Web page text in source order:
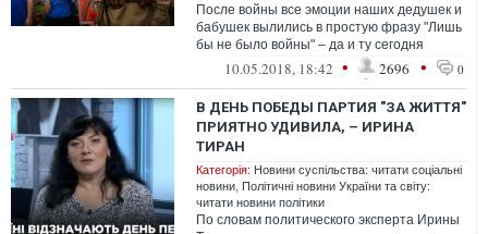
После войны все эмоции наших дедушек и
бабушек вылились в простую фразу "Лишь
бы не было войны" – да и ту сегодня
пытаются отобрать.
10.05.2018, 18:42 • 2696 • 0
В ДЕНЬ ПОБЕДЫ ПАРТИЯ "ЗА ЖИТТЯ"
ПРИЯТНО УДИВИЛА, – ИРИНА
ТИРАН
Категорія: Новини суспільства: читати соціальні
новини Політичні новини України та світу:
читати новини політики
По словам политического эксперта Ирины